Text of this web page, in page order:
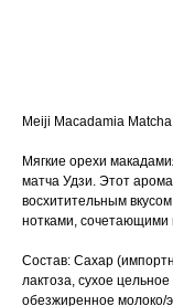
Meiji Macadamia
Мягкие орехи
матча Удзи. Этот
восхитительным
нотками, сочетающими
Состав: Сахар
лактоза, сухое
обезжиренное молоко/